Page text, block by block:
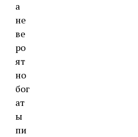
а
не
ве
ро
ят
но
бог
ат
ы
пи